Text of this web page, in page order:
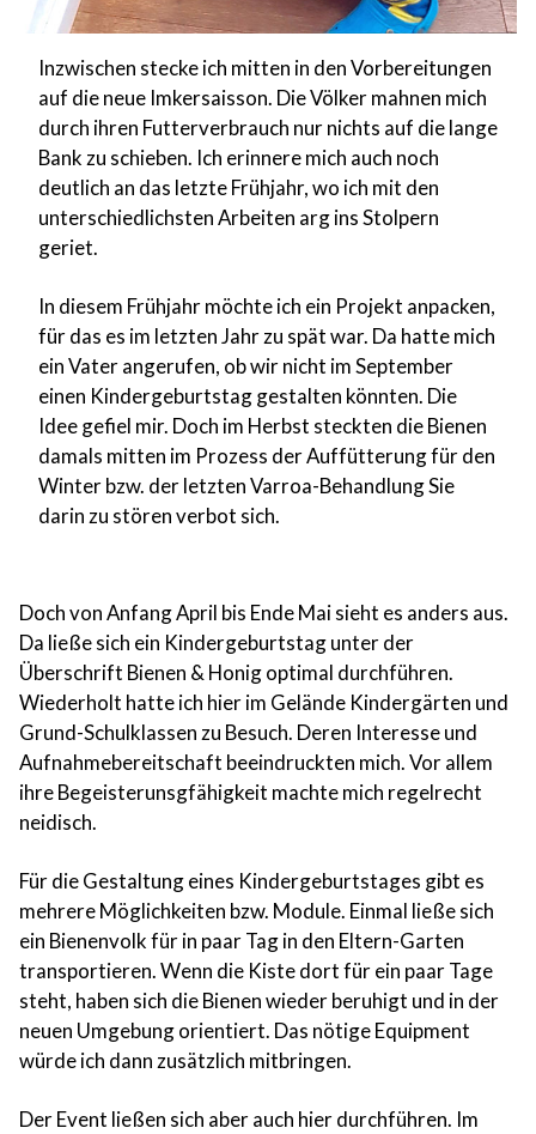
Inzwischen stecke ich mitten in den Vorbereitungen
auf die neue Imkersaisson. Die Völker mahnen mich
durch ihren Futterverbrauch nur nichts auf die lange
Bank zu schieben. Ich erinnere mich auch noch
deutlich an das letzte Frühjahr, wo ich mit den
unterschiedlichsten Arbeiten arg ins Stolpern
geriet.
In diesem Frühjahr möchte ich ein Projekt anpacken,
für das es im letzten Jahr zu spät war. Da hatte mich
ein Vater angerufen, ob wir nicht im September
einen Kindergeburtstag gestalten könnten. Die
Idee gefiel mir. Doch im Herbst steckten die Bienen
damals mitten im Prozess der Auffütterung für den
Winter bzw. der letzten Varroa-Behandlung Sie
darin zu stören verbot sich.
Doch von Anfang April bis Ende Mai sieht es anders aus.
Da ließe sich ein Kindergeburtstag unter der
Überschrift Bienen & Honig optimal durchführen.
Wiederholt hatte ich hier im Gelände Kindergärten und
Grund-Schulklassen zu Besuch. Deren Interesse und
Aufnahmebereitschaft beeindruckten mich. Vor allem
ihre Begeisterunsgfähigkeit machte mich regelrecht
neidisch.
Für die Gestaltung eines Kindergeburtstages gibt es
mehrere Möglichkeiten bzw. Module. Einmal ließe sich
ein Bienenvolk für in paar Tag in den Eltern-Garten
transportieren. Wenn die Kiste dort für ein paar Tage
steht, haben sich die Bienen wieder beruhigt und in der
neuen Umgebung orientiert. Das nötige Equipment
würde ich dann zusätzlich mitbringen.
Der Event ließen sich aber auch hier durchführen. Im